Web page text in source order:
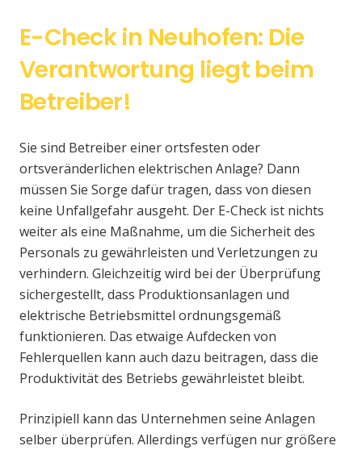
E-Check in Neuhofen: Die
Verantwortung liegt beim
Betreiber!
Sie sind Betreiber einer ortsfesten oder
ortsveränderlichen elektrischen Anlage? Dann
müssen Sie Sorge dafür tragen, dass von diesen
keine Unfallgefahr ausgeht. Der E-Check ist nichts
weiter als eine Maßnahme, um die Sicherheit des
Personals zu gewährleisten und Verletzungen zu
verhindern. Gleichzeitig wird bei der Überprüfung
sichergestellt, dass Produktionsanlagen und
elektrische Betriebsmittel ordnungsgemäß
funktionieren. Das etwaige Aufdecken von
Fehlerquellen kann auch dazu beitragen, dass die
Produktivität des Betriebs gewährleistet bleibt.
Prinzipiell kann das Unternehmen seine Anlagen
selber überprüfen. Allerdings verfügen nur größere